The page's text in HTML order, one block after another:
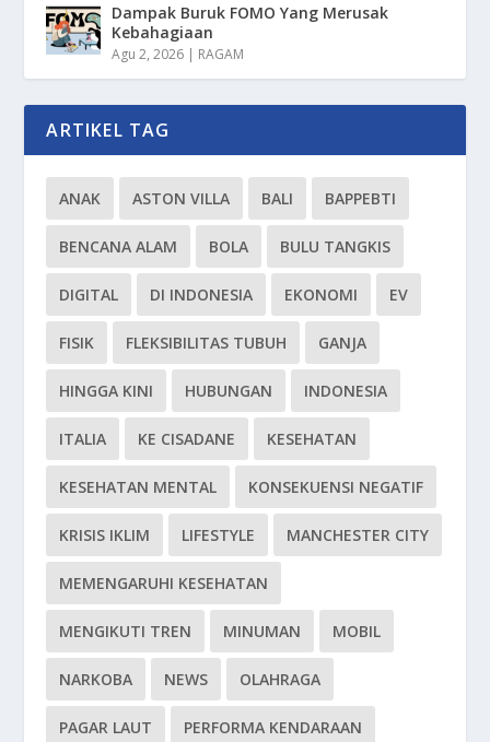
Dampak Buruk FOMO Yang Merusak
Kebahagiaan
Agu 2, 2026 | RAGAM
ARTIKEL TAG
ANAK ASTON VILLA BALI BAPPEBTI
BENCANA ALAM BOLA BULU TANGKIS
DIGITAL DI INDONESIA EKONOMI EV
FISIK FLEKSIBILITAS TUBUH GANJA
HINGGA KINI HUBUNGAN INDONESIA
ITALIA KE CISADANE KESEHATAN
KESEHATAN MENTAL KONSEKUENSI NEGATIF
KRISIS IKLIM LIFESTYLE MANCHESTER CITY
MEMENGARUHI KESEHATAN
MENGIKUTI TREN MINUMAN MOBIL
NARKOBA NEWS OLAHRAGA
PAGAR LAUT PERFORMA KENDARAAN